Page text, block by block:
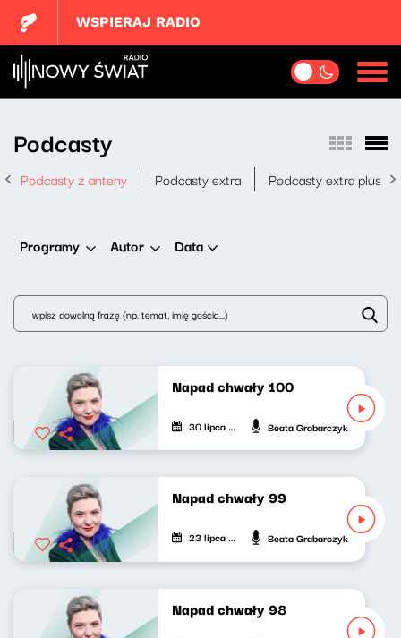
WSPIERAJ RADIO
Podcasty
Podcasty z anteny Podcasty extra Podcasty extra plus
Programy Autor Data
Napad chwały 100
30 lipca 2026 Beata Grabarczyk
Napad chwały 99
23 lipca 2026 Beata Grabarczyk
Napad chwały 98